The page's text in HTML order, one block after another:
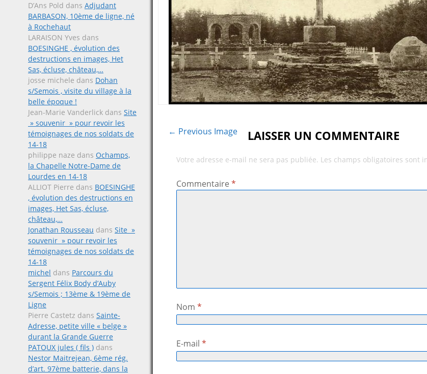
D’Ans Pold dans Adjudant
BARBASON, 10ème de ligne, né
à Rochehaut
LARAISON Yves dans
BOESINGHE , évolution des
destructions en images, Het
Sas, écluse, château,…
josse michele dans Dohan
s/Semois , visite du village à la
belle époque !
Jean-Marie Vanderlick dans Site
» souvenir » pour revoir les
témoignages de nos soldats de
14-18
philippe naze dans Ochamps,
la Chapelle Notre-Dame de
Lourdes en 14-18
ALLIOT Pierre dans BOESINGHE
, évolution des destructions en
images, Het Sas, écluse,
château,…
Jonathan Rousseau dans Site »
souvenir » pour revoir les
témoignages de nos soldats de
14-18
michel dans Parcours du
Sergent Félix Body d’Auby
s/Semois ; 13ème & 19ème de
Ligne
Pierre Castetz dans Sainte-
Adresse, petite ville « belge »
durant la Grande Guerre
PATOUX jules ( fils ) dans
Nestor Maitrejean, 6ème rég.
d’art. 97ème batterie, dans la
← Previous Image LAISSER UN COMMENTAIRE
Votre adresse e-mail ne sera pas publiée. Les champs obligatoires sont
Commentaire*
Nom*
E-mail*